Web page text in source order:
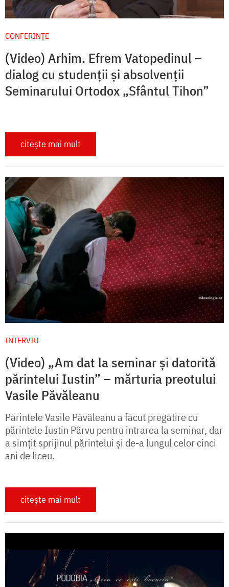
CONFERINȚE
(Video) Arhim. Efrem Vatopedinul –
dialog cu studenții și absolvenții
Seminarului Ortodox „Sfântul Tihon”
citește mai mult
INTERVIU
(Video) „Am dat la seminar și datorită
părintelui Iustin” – mărturia preotului
Vasile Păvăleanu
Părintele Vasile Păvăleanu a făcut pregătire cu
părintele Iustin Pârvu pentru intrarea la seminar, dar
a simțit sprijinul părintelui și de-a lungul celor cinci
ani de liceu.
citește mai mult